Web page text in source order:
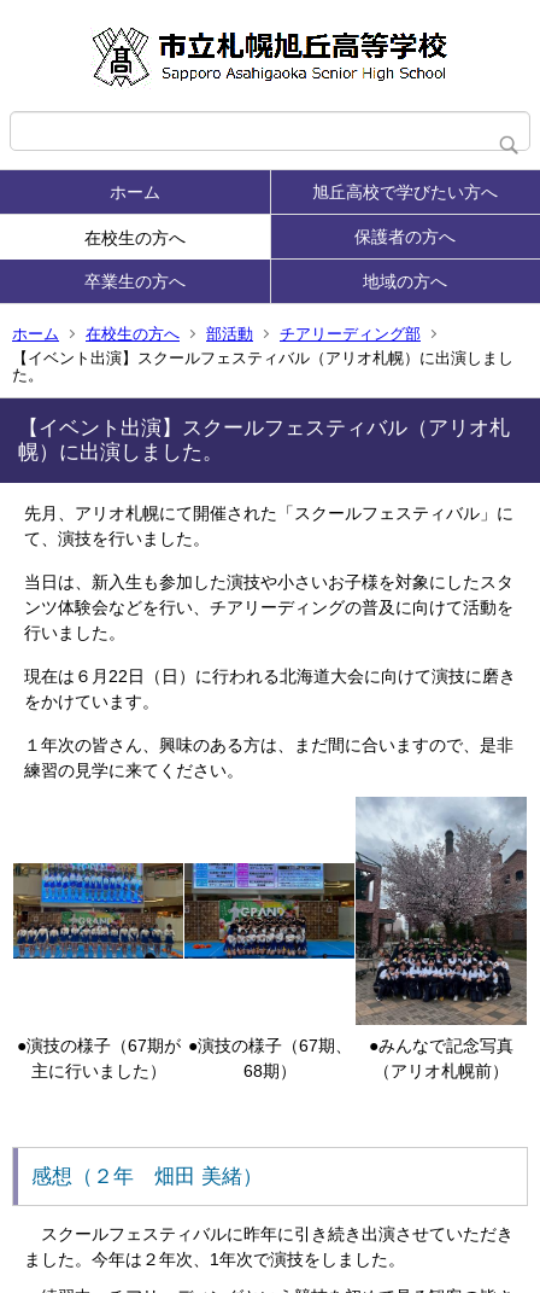
ホーム 旭丘高校で学びたい方へ
在校生の方へ 保護者の方へ
卒業生の方へ 地域の方へ
ホーム 在校生の方へ 部活動
チアリーディング部
【イベント出演】スクールフェスティバル（アリオ札幌）に出演しまし
た。
【イベント出演】スクールフェスティバル（アリオ札
幌）に出演しました。
先月、 アリオ札幌にて開催された「スクールフェスティバル」に
て、演技を行いました。
当日は、新入生も参加した演技や小さいお子様を対象にしたスタ
ンツ体験会などを行い、チアリーディングの普及に向けて活動を
行いました。
現在は６月22日（日）に行われる北海道大会に向けて演技に磨き
をかけています。
１年次の皆さん、興味のある方は、まだ間に合いますので、是非
練習の見学に来てください。
●演技の様子（67期が
主に行いました）
●演技の様子（67期、
68期）
●みんなで記念写真
（アリオ札幌前）
感想（２年 畑田 美緒）
スクールフェスティバルに昨年に引き続き出演させていただき
ました。今年は２年次、1年次で演技をしました。